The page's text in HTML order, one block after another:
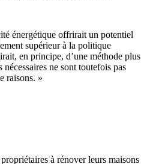
énergétique offrirait un potentiel
supérieur à la politique
en principe, d’une méthode plus
ne sont toutefois pas
raisons. »
à rénover leurs maisons